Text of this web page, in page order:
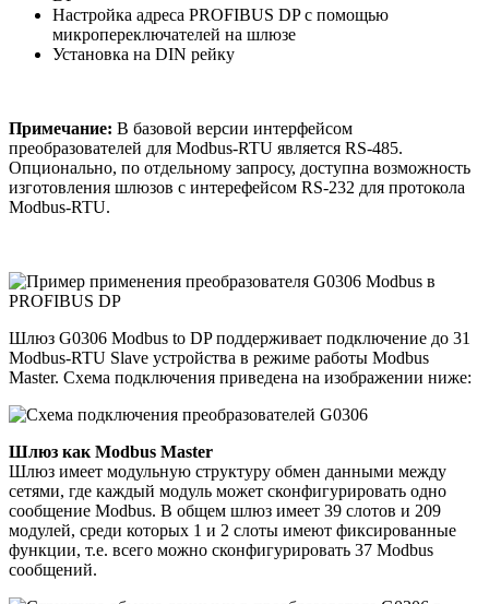
Настройка адреса PROFIBUS DP с помощью
микропереключателей на шлюзе
Установка на DIN рейку
Примечание: В базовой версии интерфейсом
преобразователей для Modbus-RTU является RS-485.
Опционально, по отдельному запросу, доступна возможность
изготовления шлюзов с интерефейсом RS-232 для протокола
Modbus-RTU.
Шлюз G0306 Modbus to DP поддерживает подключение до 31
Modbus-RTU Slave устройства в режиме работы Modbus
Master. Схема подключения приведена на изображении ниже:
Шлюз как Modbus Master
Шлюз имеет модульную структуру обмен данными между
сетями, где каждый модуль может сконфигурировать одно
сообщение Modbus. В общем шлюз имеет 39 слотов и 209
модулей, среди которых 1 и 2 слоты имеют фиксированные
функции, т.е. всего можно сконфигурировать 37 Modbus
сообщений.